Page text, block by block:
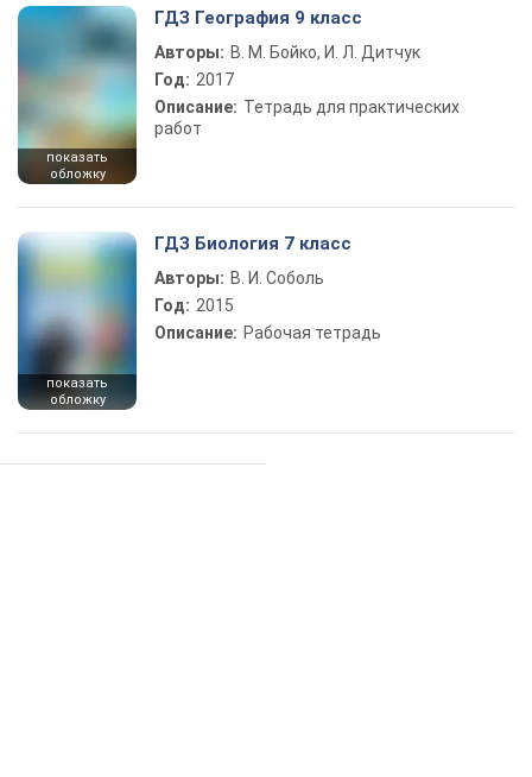
показать
обложку
ГДЗ География 9 класс
Авторы: В. М. Бойко, И. Л. Дитчук
Год: 2017
Описание: Тетрадь для практических
работ
показать
обложку
ГДЗ Биология 7 класс
Авторы: В. И. Соболь
Год: 2015
Описание: Рабочая тетрадь